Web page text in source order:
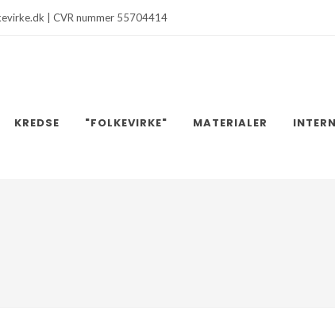
| CVR nummer 55704414
KREDSE "FOLKEVIRKE" MATERIALER